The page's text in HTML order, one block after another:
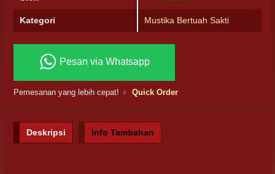
Kategori Mustika Bertuah Sakti
Pesan via Whatsapp
Pemesanan yang lebih cepat! Quick Order
Deskripsi Info Tambahan